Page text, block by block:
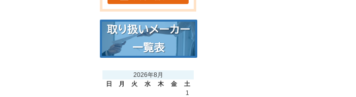
2026年8月
日
月 火 水 木 金
土
1